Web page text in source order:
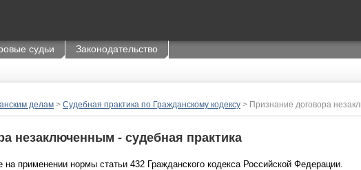
судьи Законодательство
делам > Судебная практика по Гражданскому кодексу > Признание договора
незаключенным - судебная практика
применении нормы статьи 432 Гражданского кодекса Российской Федерации.